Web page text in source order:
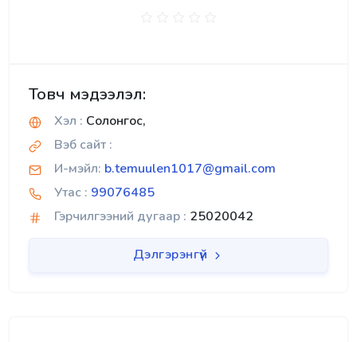
Товч мэдээлэл:
Хэл : Солонгос,
Вэб сайт :
И-мэйл: b.temuulen1017@gmail.com
Утас : 99076485
Гэрчилгээний дугаар : 25020042
Дэлгэрэнгүй